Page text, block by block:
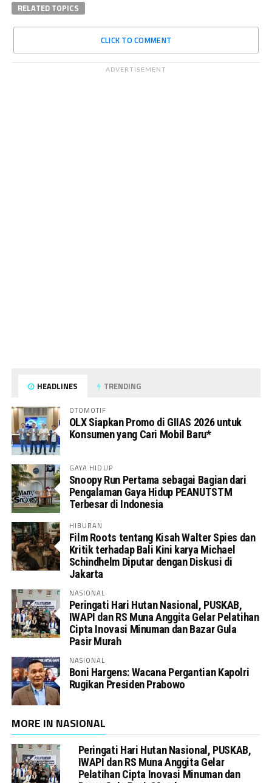
RELATED TOPICS
CLICK TO COMMENT
ADVERTISEMENT
HEADLINES TRENDING
OTOMOTIF
OLX Siapkan Promo di GIIAS 2026 untuk
Konsumen yang Cari Mobil Baru*
GAYA HIDUP
Snoopy Run Pertama sebagai Bagian dari
Pengalaman Gaya Hidup PEANUTSTM
Terbesar di Indonesia
HIBURAN
Film Roots tentang Kisah Walter Spies dan
Kritik terhadap Bali Kini karya Michael
Schindhelm Diputar dengan Diskusi di
Jakarta
NASIONAL
Peringati Hari Hutan Nasional, PUSKAB,
IWAPI dan RS Muna Anggita Gelar Pelatihan
Cipta Inovasi Minuman dan Bazar Gula
Pasir Murah
NASIONAL
Boni Hargens: Wacana Pergantian Kapolri
Rugikan Presiden Prabowo
MORE IN NASIONAL
Peringati Hari Hutan Nasional, PUSKAB,
IWAPI dan RS Muna Anggita Gelar
Pelatihan Cipta Inovasi Minuman dan